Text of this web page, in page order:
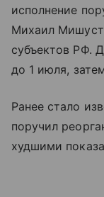
исполнение
Михаил
субъектов РФ.
до 1 июля,
Ранее стало
поручил
худшими